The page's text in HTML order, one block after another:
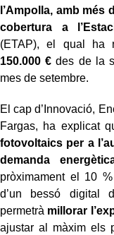
l’Ampolla, amb més
cobertura a
(ETAP), el qual ha
150.000 €des de la
mes de setembre.
El cap d’Innovació,
Fargas, ha explicat
fotovoltaics per a
demanda
pròximament el 10
d’un bessó digital
permetrà millorar
ajustar al màxim els